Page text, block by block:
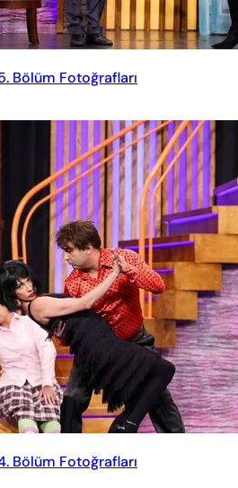
Bölüm Fotoğrafları
Bölüm Fotoğrafları